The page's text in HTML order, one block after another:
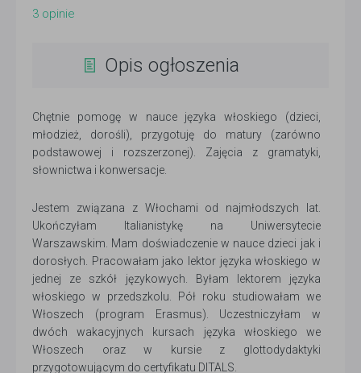
3 opinie
Opis ogłoszenia
Chętnie pomogę w nauce języka włoskiego (dzieci,
młodzież, dorośli), przygotuję do matury (zarówno
podstawowej i rozszerzonej). Zajęcia z gramatyki,
słownictwa i konwersacje.
Jestem związana z Włochami od najmłodszych lat.
Ukończyłam Italianistykę na Uniwersytecie
Warszawskim. Mam doświadczenie w nauce dzieci jak i
dorosłych. Pracowałam jako lektor języka włoskiego w
jednej ze szkół językowych. Byłam lektorem języka
włoskiego w przedszkolu. Pół roku studiowałam we
Włoszech (program Erasmus). Uczestniczyłam w
dwóch wakacyjnych kursach języka włoskiego we
Włoszech oraz w kursie z glottodydaktyki
przygotowującym do certyfikatu DITALS.